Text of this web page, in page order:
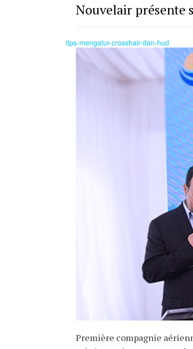
Nouvelair présente
tips-mengatur-crosshair-dan-hud
Première compagnie